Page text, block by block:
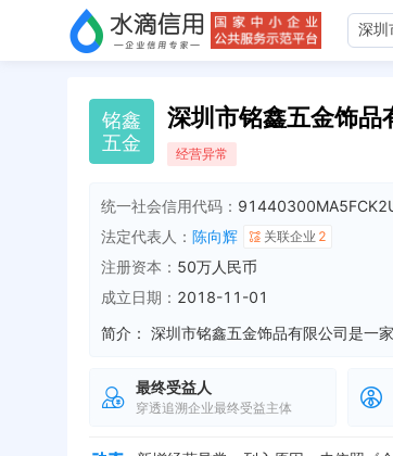
铭鑫
五金
深圳市铭鑫五金饰品
经营异常
统一社会信用代码：
法定代表人： 陈向辉 关联企业 2
注册资本： 50万人民币
成立日期： 2018-11-01
简介：
最终受益人
穿透追溯企业最终受益主体